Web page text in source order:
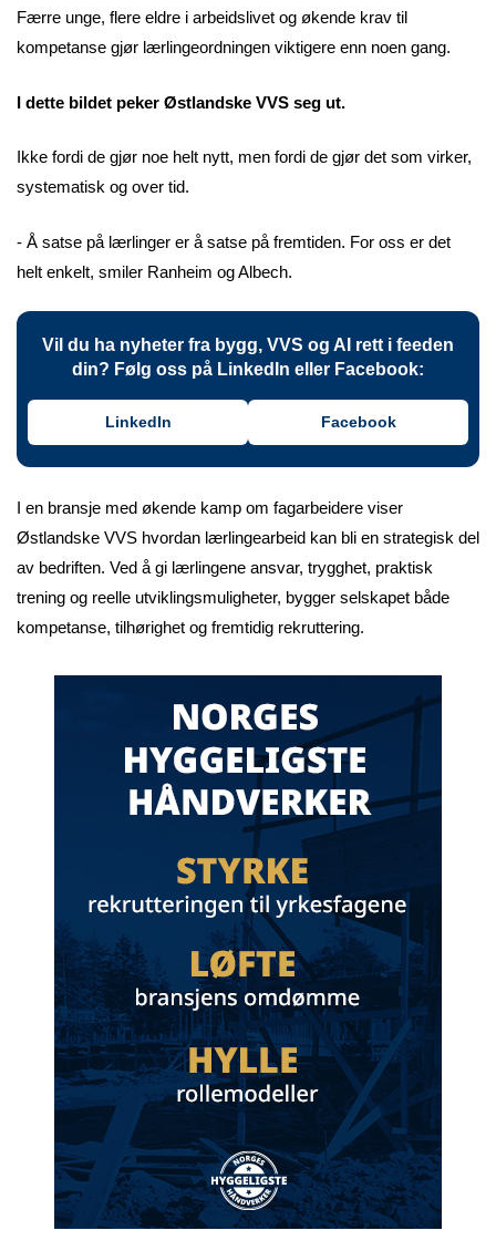
Færre unge, flere eldre i arbeidslivet og økende krav til
kompetanse gjør lærlingeordningen viktigere enn noen gang.
I dette bildet peker Østlandske VVS seg ut.
Ikke fordi de gjør noe helt nytt, men fordi de gjør det som virker,
systematisk og over tid.
- Å satse på lærlinger er å satse på fremtiden. For oss er det
helt enkelt, smiler Ranheim og Albech.
Vil du ha nyheter fra bygg, VVS og AI rett i feeden
din? Følg oss på LinkedIn eller Facebook:
LinkedIn Facebook
I en bransje med økende kamp om fagarbeidere viser
Østlandske VVS hvordan lærlingearbeid kan bli en strategisk del
av bedriften. Ved å gi lærlingene ansvar, trygghet, praktisk
trening og reelle utviklingsmuligheter, bygger selskapet både
kompetanse, tilhørighet og fremtidig rekruttering.